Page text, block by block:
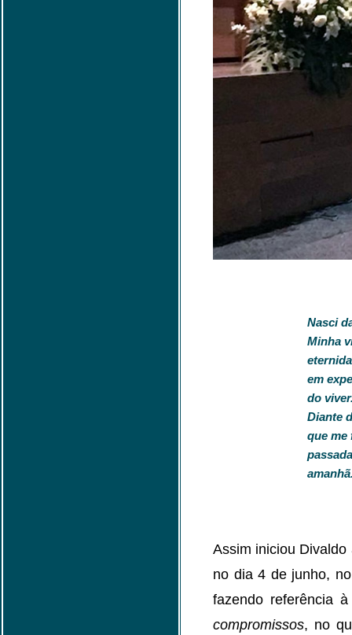
Nasci
Minha
em
do
Diante
que me
Assim iniciou Divaldo
no dia 4 de junho,
fazendo referência
compromissos, no